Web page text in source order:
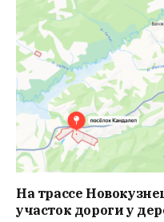
На трассе
участок дороги у